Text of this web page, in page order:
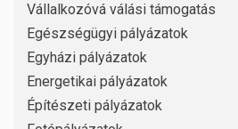
Vállalkozóvá válási támogatás
Egészségügyi pályázatok
Egyházi pályázatok
Energetikai pályázatok
Építészeti pályázatok